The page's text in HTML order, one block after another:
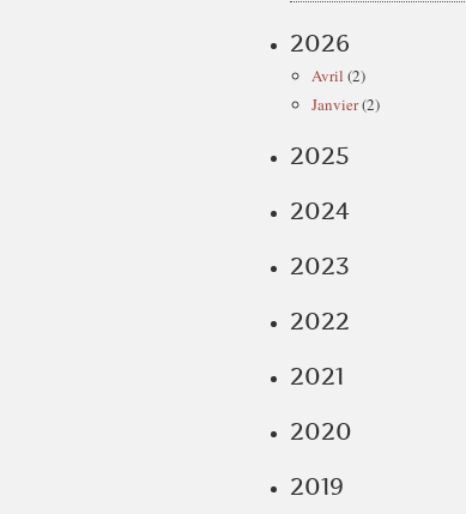
2026
Avril (2)
Janvier(2)
2025
2024
2023
2022
2021
2020
2019